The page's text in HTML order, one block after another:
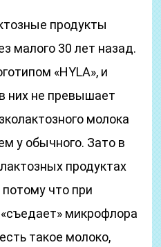
продукты
малого 30 лет назад.
«HYLA», и
них не превышает
молока
у обычного. Зато в
продуктах
что при
микрофлора
такое молоко,